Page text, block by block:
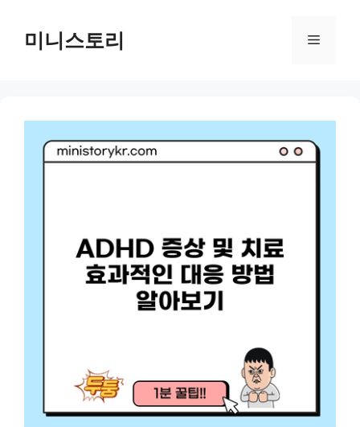
content미니스토리 Menu